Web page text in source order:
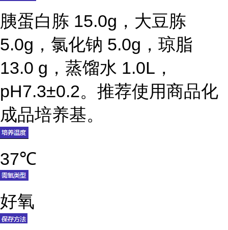
胰蛋白胨 15.0g，大豆胨
5.0g，氯化钠 5.0g，琼脂
13.0 g，蒸馏水 1.0L，
pH7.3±0.2。推荐使用商品化
成品培养基。
37℃
好氧